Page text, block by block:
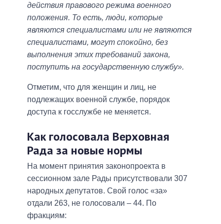
действия правового режима военного
положения. То есть, люди, которые
являются специалистами или не являются
специалистами, могут спокойно, без
выполнения этих требований закона,
поступить на государственную службу».
Отметим, что для женщин и лиц, не
подлежащих военной службе, порядок
доступа к госслужбе не меняется.
Как голосовала Верховная
Рада за новые нормы
На момент принятия законопроекта в
сессионном зале Рады присутствовали 307
народных депутатов. Свой голос «за»
отдали 263, не голосовали – 44. По
фракциям: